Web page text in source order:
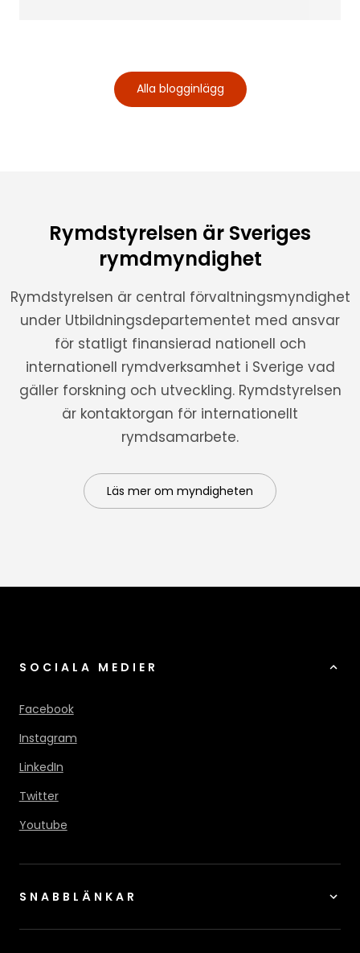
Alla blogginlägg
Rymdstyrelsen är Sveriges
rymdmyndighet
Rymdstyrelsen är central förvaltningsmyndighet
under Utbildningsdepartementet med ansvar
för statligt finansierad nationell och
internationell rymdverksamhet i Sverige vad
gäller forskning och utveckling. Rymdstyrelsen
är kontaktorgan för internationellt
rymdsamarbete.
Läs mer om myndigheten
SOCIALA MEDIER
Facebook
Instagram
LinkedIn
Twitter
Youtube
SNABBLÄNKAR